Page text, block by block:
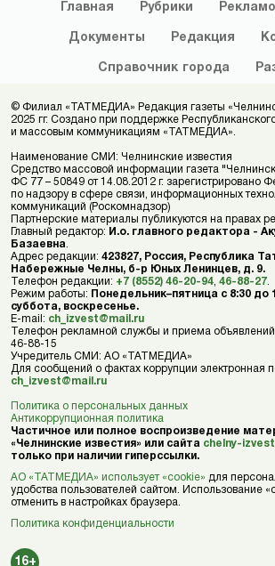
Главная Рубрики
Документы Редакция
Справочник города
© Филиал «ТАТМЕДИА» Редакция газеты
2025 гг. Создано при поддержке
и массовым коммуникациям «ТАТМЕДИА».
Наименование СМИ: Челнинские известия
Средство массовой информации газета
ФС 77 – 50849 от 14.08.2012 г. зарегистрировано
по надзору в сфере связи, информационных
коммуникаций (Роскомнадзор)
Партнерские материалы публикуются на правах
Главный редактор: И.о. главного редактора -
Базаевна
Адрес редакции: 423827, Россия, Республика
Набережные Челны, б-р Юных Ленинцев, д. 9.
Телефон редакции: +7 (8552) 46-20-94 46-88-27
Режим работы: Понедельник–пятница с 8:30 до
суббота, воскресенье.
E-mail: ch_izvest@mail.ru
Телефон рекламной службы и приема
46-88-15
Учредитель СМИ: АО «ТАТМЕДИА»
Для сообщений о фактах коррупции электронная
ch_izvest@mail.ru
Политика о персональных данных
Антикоррупционная политика
Частичное или полное воспроизведение
«Челнинские известия» или сайта chelny-
только при наличии гиперссылки.
АО «ТАТМЕДИА» использует «cookie» для
удобства пользователей сайтом. Использование
отменить в настройках браузера.
Политика конфиденциальности
16+